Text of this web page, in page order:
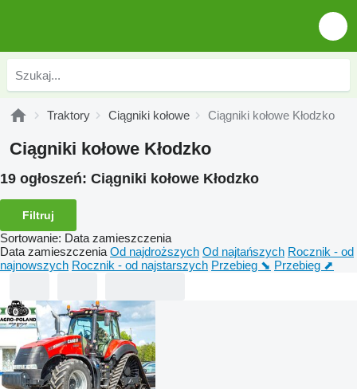
Traktory Ciągniki kołowe Ciągniki kołowe Kłodzko
Ciągniki kołowe Kłodzko
19 ogłoszeń: Ciągniki kołowe Kłodzko
Filtruj
Sortowanie: Data zamieszczenia
Data zamieszczenia Od najdroższych Od najtańszych Rocznik - od
najnowszych Rocznik - od najstarszych Przebieg ⬊ Przebieg ⬈